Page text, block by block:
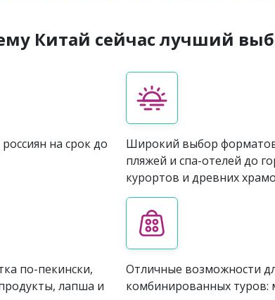
Китай сейчас лучший
на срок до
Широкий выбор
пляжей и спа-отелей до
курортов и древних
по-пекински,
лапша и
Отличные возможности
комбинированных туров: